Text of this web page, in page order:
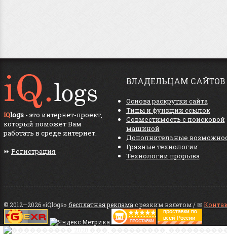
iQlogs - это интернет-проект,
который поможет Вам
работать в среде интернет.
⏩ Регистрация
ВЛАДЕЛЬЦАМ САЙТОВ
Основа раскрутки сайта
Типы и функции ссылок
Совместимость с поисковой
машиной
Дополнительные
Грязные технологии
Технологии прорыва
© 2012—2026 «iQlogs» бесплатная реклама с резким взлетом / ✉